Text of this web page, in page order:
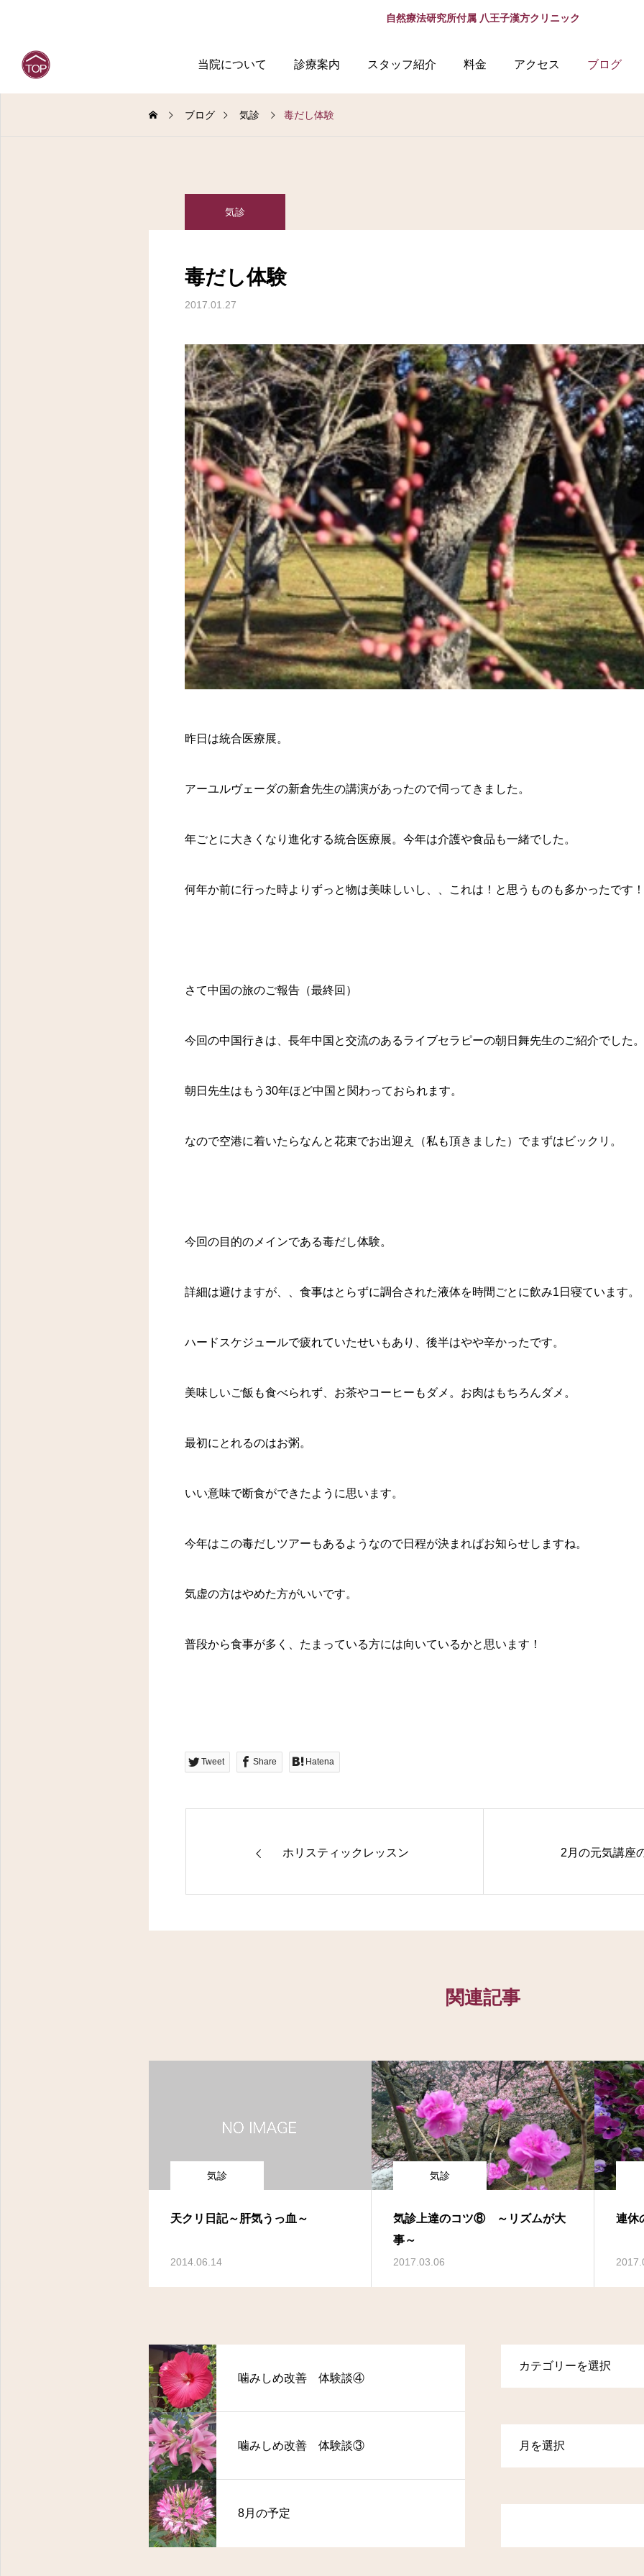
自然療法研究所付属 八王子漢方クリニック
当院について 診療案内 スタッフ紹介 料金 アクセス ブログ
ブログ 気診 毒だし体験
気診
毒だし体験
2017.01.27
昨日は統合医療展。
アーユルヴェーダの新倉先生の講演があったので伺ってきました。
年ごとに大きくなり進化する統合医療展。今年は介護や食品も一緒でした。
何年か前に行った時よりずっと物は美味しいし、、これは！と思うものも多かったです！
さて中国の旅のご報告（最終回）
今回の中国行きは、長年中国と交流のあるライブセラピーの朝日舞先生のご紹介でした。
朝日先生はもう30年ほど中国と関わっておられます。
なので空港に着いたらなんと花束でお出迎え（私も頂きました）でまずはビックリ。
今回の目的のメインである毒だし体験。
詳細は避けますが、、食事はとらずに調合された液体を時間ごとに飲み1日寝ています。
ハードスケジュールで疲れていたせいもあり、後半はやや辛かったです。
美味しいご飯も食べられず、お茶やコーヒーもダメ。お肉はもちろんダメ。
最初にとれるのはお粥。
いい意味で断食ができたように思います。
今年はこの毒だしツアーもあるようなので日程が決まればお知らせしますね。
気虚の方はやめた方がいいです。
普段から食事が多く、たまっている方には向いているかと思います！
Tweet Share Hatena
ホリスティックレッスン 2月の元気講座
関連記事
気診
天クリ日記～肝気うっ血～
2014.06.14
気診
気診上達のコツ⑧ ～リズムが大
事～
2017.03.06
連休
噛みしめ改善 体験談④
噛みしめ改善 体験談③
8月の予定